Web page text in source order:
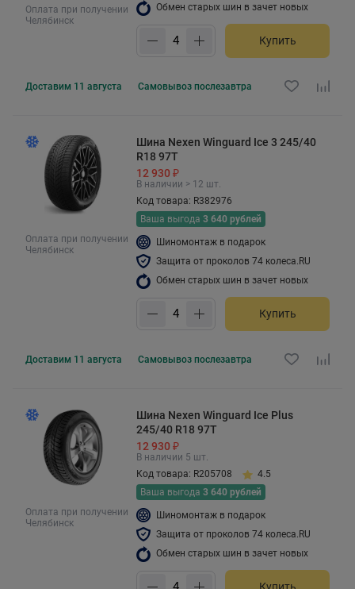
Оплата при получении
Челябинск
Обмен старых шин в зачет новых
Купить
Доставим 11 августа Самовывоз послезавтра
Оплата при получении
Челябинск
Шина Nexen Winguard Ice 3 245/40
R18 97T
12 930 ₽
В наличии > 12 шт.
Код товара: R382976
Ваша выгода 3 640 рублей
Шиномонтаж в подарок
Защита от проколов 74 колеса.RU
Обмен старых шин в зачет новых
Купить
Доставим 11 августа Самовывоз послезавтра
Оплата при получении
Челябинск
Шина Nexen Winguard Ice Plus
245/40 R18 97T
12 930 ₽
В наличии 5 шт.
Код товара: R205708
4.5
Ваша выгода 3 640 рублей
Шиномонтаж в подарок
Защита от проколов 74 колеса.RU
Обмен старых шин в зачет новых